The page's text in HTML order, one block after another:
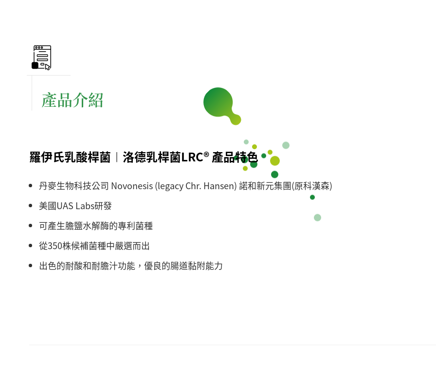
產品介紹
羅伊氏乳酸桿菌︱洛德乳桿菌LRC® 產品特色
丹麥生物科技公司 Novonesis (legacy Chr. Hansen) 諾和新元集團(原科漢森)
美國UAS Labs研發
可產生膽鹽水解酶的專利菌種
從350株候補菌種中嚴選而出
出色的耐酸和耐膽汁功能，優良的腸道黏附能力